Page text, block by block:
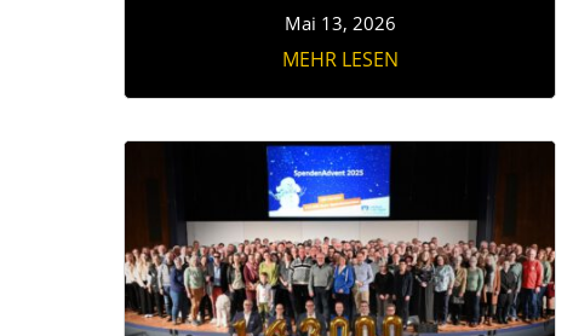
Mai 13, 2026
MEHR LESEN